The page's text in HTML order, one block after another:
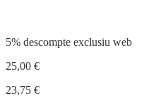
5% descompte exclusiu web
25,00 €
23,75 €